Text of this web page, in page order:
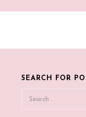
SEARCH FOR